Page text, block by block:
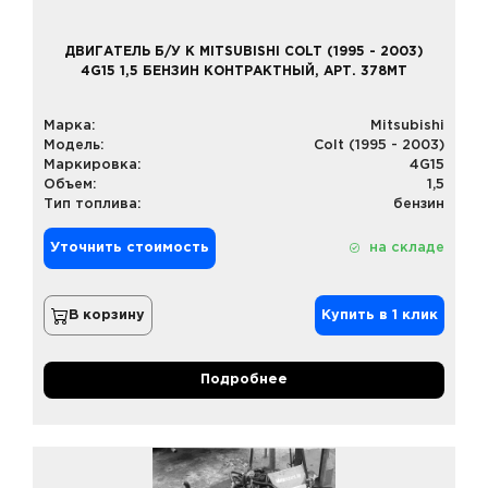
ДВИГАТЕЛЬ Б/У К MITSUBISHI COLT (1995 - 2003)
4G15 1,5 БЕНЗИН КОНТРАКТНЫЙ, АРТ. 378MT
Марка:
Mitsubishi
Модель:
Colt (1995 - 2003)
Маркировка:
4G15
Объем:
1,5
Тип топлива:
бензин
Уточнить стоимость на складе
В корзину Купить в 1 клик
Подробнее